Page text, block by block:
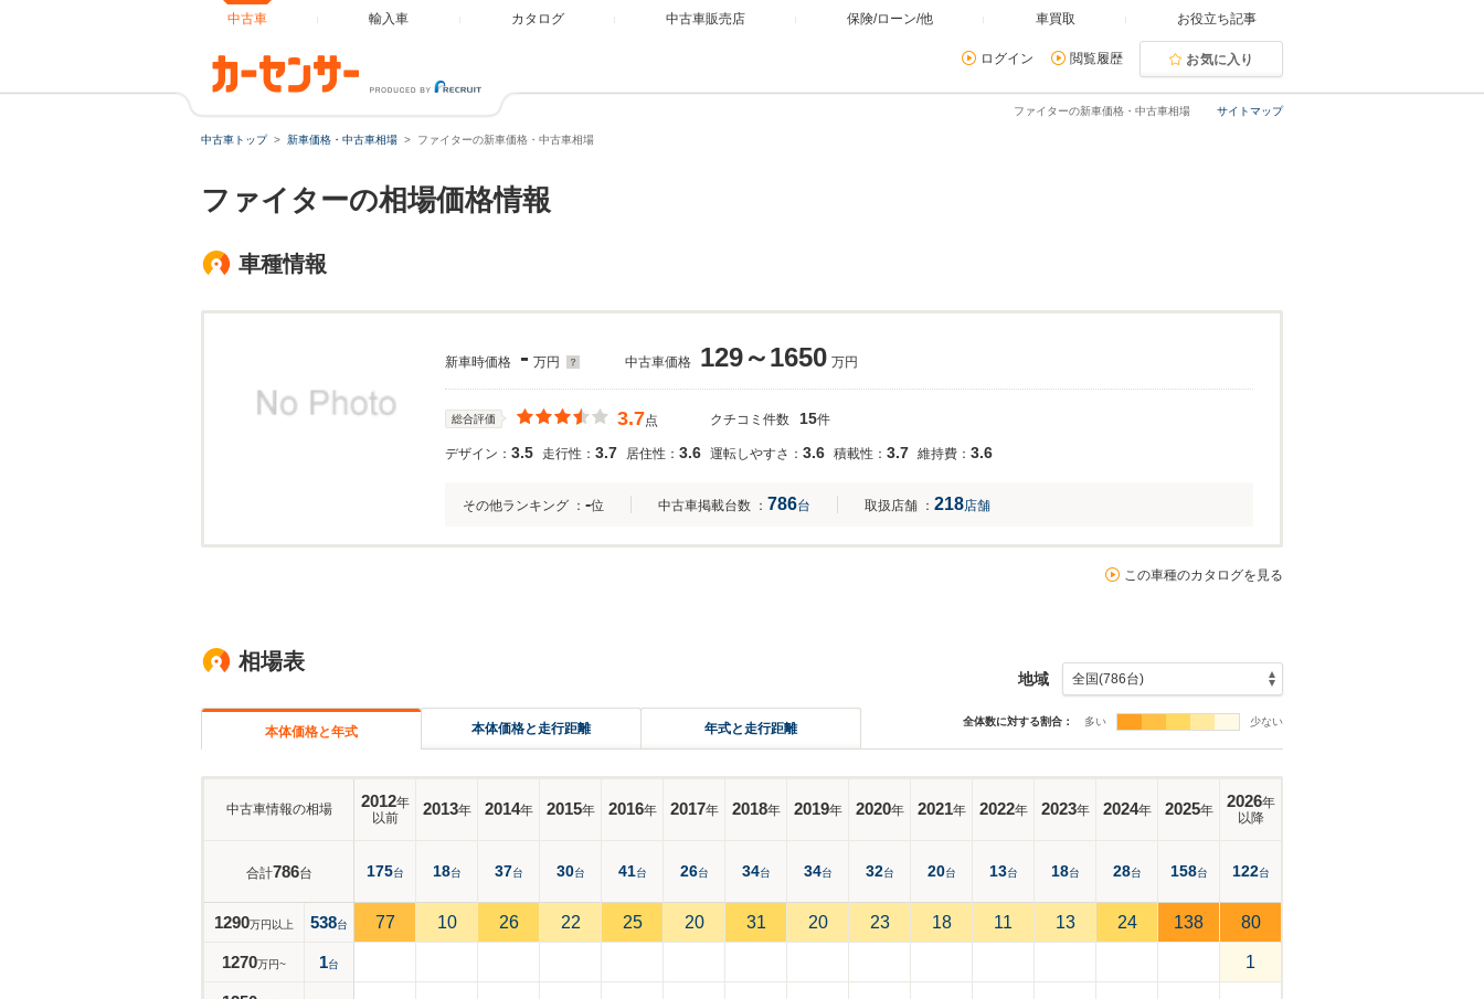
中古車 輸入車 カタログ 中古車販売店 保険/ローン/他 車買取 お役立ち記事
ログイン 閲覧履歴 お気に入り
サイトマップ
ファイターの新車価格・中古車相場
中古車トップ 新車価格・中古車相場 ファイターの新車価格・中古車相場
ファイターの相場価格情報
車種情報
新車時価格 - 万円 中古車価格 129～1650 万円
総合評価 3.7点 クチコミ件数 15件
デザイン： 3.5 走行性： 3.7 居住性： 3.6 運転しやすさ： 3.6 積載性： 3.7 維持費： 3.6
その他ランキング ： -位 中古車掲載台数 ： 786台 取扱店舗 ： 218店舗
この車種のカタログを見る
相場表
本体価格と年式 本体価格と走行距離 年式と走行距離
地域
全体数に対する割合： 多い 少ない
中古車情報の相場 2012年
以前
2013年 2014年 2015年 2016年 2017年 2018年 2019年 2020年 2021年 2022年 2023年 2024年 2025年 2026年
以降
合計786台 175台 18台 37台 30台 41台 26台 34台 34台 32台 20台 13台 18台 28台 158台 122台
1290万円以上 538台 77 10 26 22 25 20 31 20 23 18 11 13 24 138 80
1270万円~ 1台 1